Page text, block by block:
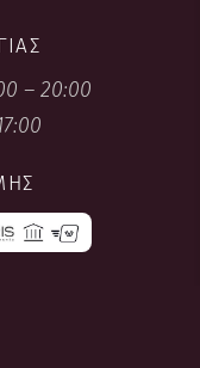
– 20:00